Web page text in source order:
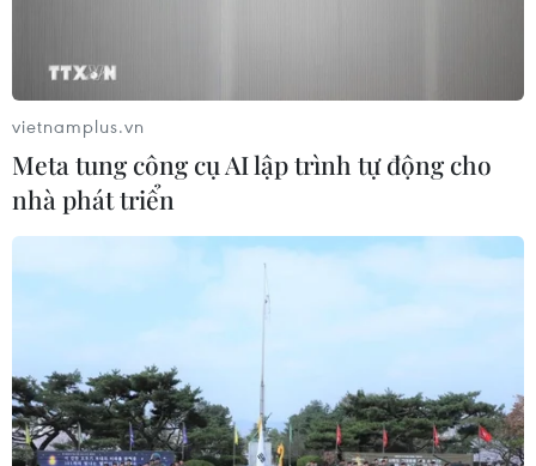
Tunisia triệt phá thêm một mạng lưới
khủng bố nguy hiểm
30/12/2016 01:01
vietnamplus.vn
Meta tung công cụ AI lập trình tự động cho
nhà phát triển